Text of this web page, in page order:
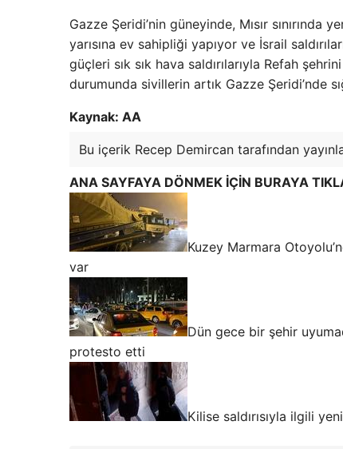
Gazze Şeridi’nin güneyinde, Mısır
yarısına ev sahipliği yapıyor ve İsrail
güçleri sık sık hava saldırılarıyla Refah
durumunda sivillerin artık Gazze Şeridi’nde
Kaynak: AA
Bu içerik Recep Demircan tarafından
ANA SAYFAYA DÖNMEK İÇİN BURAYA
Kuzey Marmara
var
Dün gece bir şehir
protesto etti
Kilise saldırısıyla ilgili